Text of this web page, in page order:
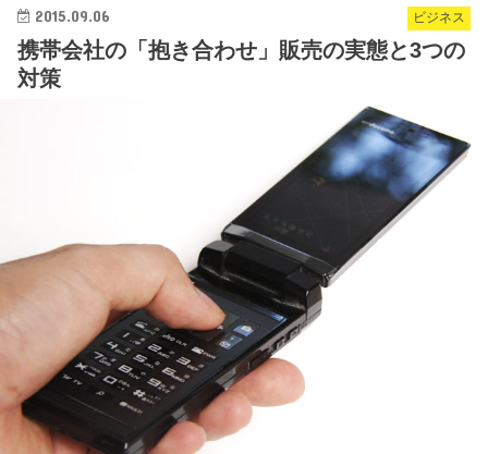
ビジネス
2015.09.06
携帯会社の「抱き合わせ」販売の実態と3つの
対策